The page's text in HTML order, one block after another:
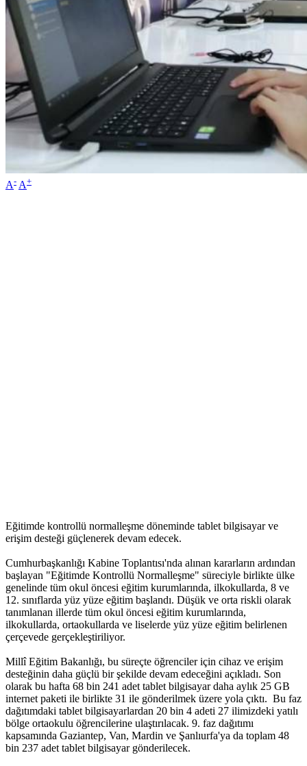
A- A+
Eğitimde kontrollü normalleşme döneminde tablet bilgisayar ve
erişim desteği güçlenerek devam edecek.
Cumhurbaşkanlığı Kabine Toplantısı'nda alınan kararların ardından
başlayan "Eğitimde Kontrollü Normalleşme" süreciyle birlikte ülke
genelinde tüm okul öncesi eğitim kurumlarında, ilkokullarda, 8 ve
12. sınıflarda yüz yüze eğitim başlandı. Düşük ve orta riskli olarak
tanımlanan illerde tüm okul öncesi eğitim kurumlarında,
ilkokullarda, ortaokullarda ve liselerde yüz yüze eğitim belirlenen
çerçevede gerçekleştiriliyor.
Millî Eğitim Bakanlığı, bu süreçte öğrenciler için cihaz ve erişim
desteğinin daha güçlü bir şekilde devam edeceğini açıkladı. Son
olarak bu hafta 68 bin 241 adet tablet bilgisayar daha aylık 25 GB
internet paketi ile birlikte 31 ile gönderilmek üzere yola çıktı. Bu faz
dağıtımdaki tablet bilgisayarlardan 20 bin 4 adeti 27 ilimizdeki yatılı
bölge ortaokulu öğrencilerine ulaştırılacak. 9. faz dağıtımı
kapsamında Gaziantep, Van, Mardin ve Şanlıurfa'ya da toplam 48
bin 237 adet tablet bilgisayar gönderilecek.